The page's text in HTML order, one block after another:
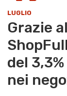
LUGLIO
Grazie
del
nei